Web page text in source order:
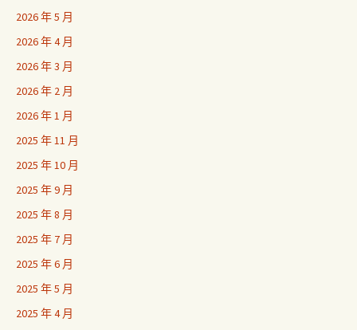
2026 年 5 月
2026 年 4 月
2026 年 3 月
2026 年 2 月
2026 年 1 月
2025 年 11 月
2025 年 10 月
2025 年 9 月
2025 年 8 月
2025 年 7 月
2025 年 6 月
2025 年 5 月
2025 年 4 月